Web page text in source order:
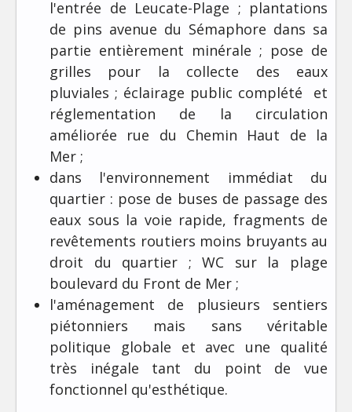
l'entrée de Leucate-Plage ; plantations
de pins avenue du Sémaphore dans sa
partie entièrement minérale ; pose de
grilles pour la collecte des eaux
pluviales ; éclairage public complété et
réglementation de la circulation
améliorée rue du Chemin Haut de la
Mer ;
dans l'environnement immédiat du
quartier : pose de buses de passage des
eaux sous la voie rapide, fragments de
revêtements routiers moins bruyants au
droit du quartier ; WC sur la plage
boulevard du Front de Mer ;
l'aménagement de plusieurs sentiers
piétonniers mais sans véritable
politique globale et avec une qualité
très inégale tant du point de vue
fonctionnel qu'esthétique.